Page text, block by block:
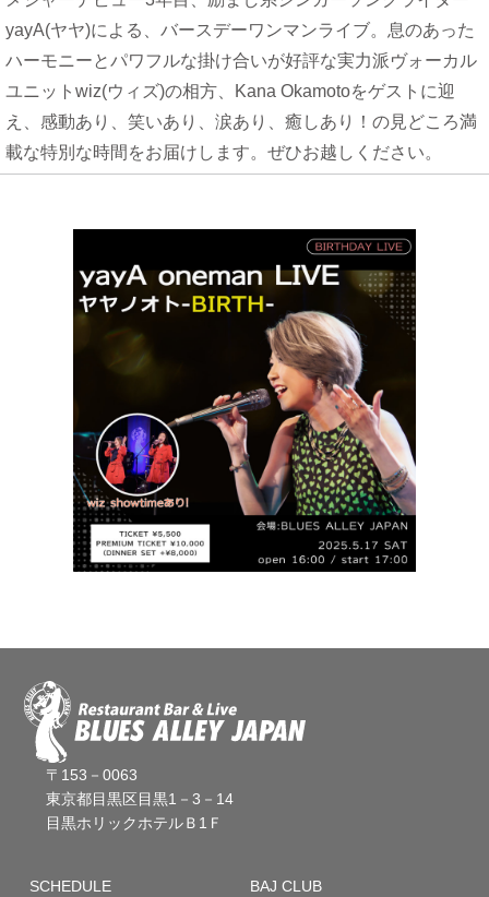
yayA(ヤヤ)による、バースデーワンマンライブ。息のあった
ハーモニーとパワフルな掛け合いが好評な実力派ヴォーカル
ユニットwiz(ウィズ)の相方、Kana Okamotoをゲストに迎
え、感動あり、笑いあり、涙あり、癒しあり！の見どころ満
載な特別な時間をお届けします。ぜひお越しください。
〒153－0063
東京都目黒区目黒1－3－14
目黒ホリックホテルＢ1Ｆ
SCHEDULE
BAJ CLUB